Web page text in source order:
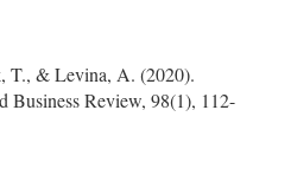
T., & Levina, A. (2020).
Business Review, 98(1), 112-